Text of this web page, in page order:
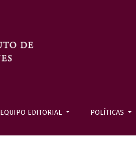
EQUIPO EDITORIAL POLÍTICAS